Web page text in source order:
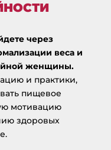
через
веса и
женщины.
и практики,
пищевое
мотивацию
здоровых